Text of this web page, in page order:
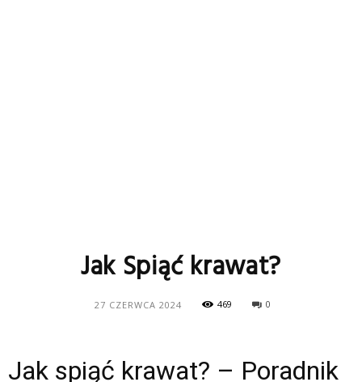
Jak Spiąć krawat?
27 CZERWCA 2024 469 0
Jak spiąć krawat? – Poradnik